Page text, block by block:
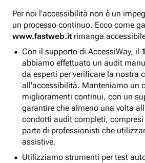
Per noi l'accessibilità non è un
un processo continuo. Ecco come
www.fastweb.it rimanga
Con il supporto di AccessiWay, il
abbiamo effettuato un audit
da esperti per verificare la nostra
all'accessibilità. Manteniamo un
miglioramenti continui, con un
garantire che almeno una volta
condotti audit completi,
parte di professionisti che
assistive.
Utilizziamo strumenti per test